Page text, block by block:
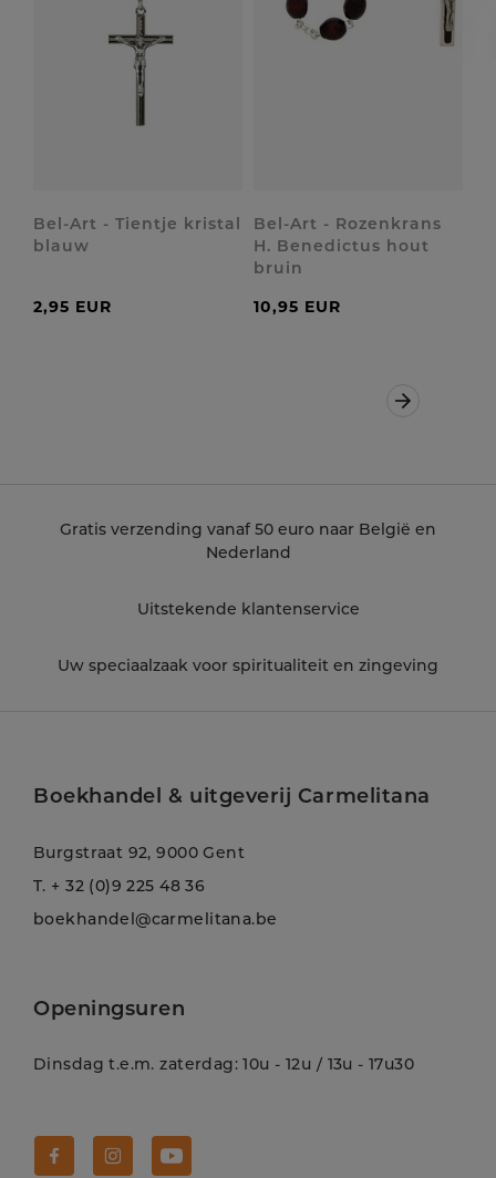
Bel-Art - Tientje kristal
blauw
2,95 EUR
Bel-Art - Rozenkrans
H. Benedictus hout
bruin
10,95 EUR
Volgende
Gratis verzending vanaf 50 euro naar België en
Nederland
Uitstekende klantenservice
Uw speciaalzaak voor spiritualiteit en zingeving
Boekhandel & uitgeverij Carmelitana
Burgstraat 92, 9000 Gent
T. + 32 (0)9 225 48 36
boekhandel@carmelitana.be
Openingsuren
Dinsdag t.e.m. zaterdag: 10u - 12u / 13u - 17u30